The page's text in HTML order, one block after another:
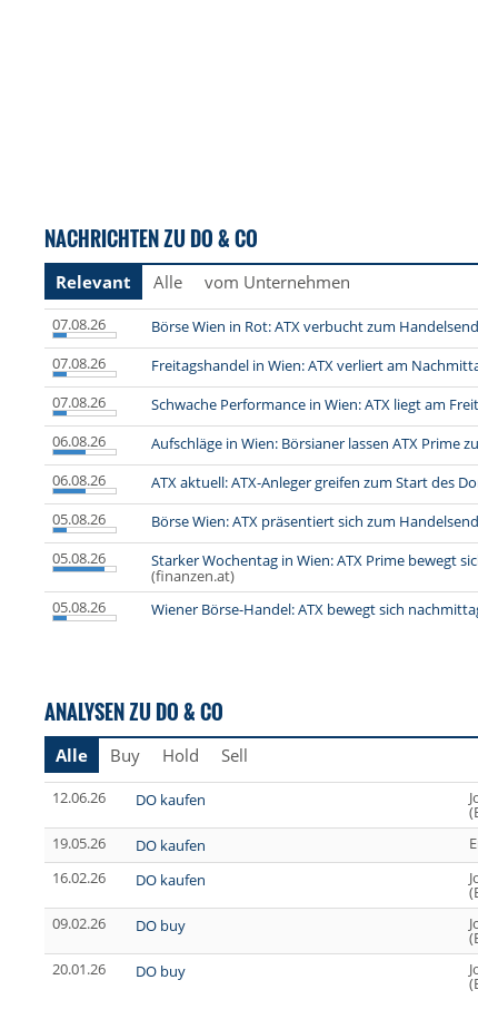
NACHRICHTEN ZU DO & CO
Relevant Alle vom Unternehmen
07.08.26 Börse Wien in Rot: ATX verbucht zum
07.08.26
Freitagshandel in Wien: ATX verliert am
07.08.26
Schwache Performance in Wien: ATX liegt am
06.08.26
Aufschläge in Wien: Börsianer lassen ATX Prime
06.08.26
ATX aktuell: ATX-Anleger greifen zum Start des
05.08.26
Börse Wien: ATX präsentiert sich zum
05.08.26
Starker Wochentag in Wien: ATX Prime bewegt
(finanzen.at)
05.08.26
Wiener Börse-Handel: ATX bewegt sich
ANALYSEN ZU DO & CO
Alle Buy Hold Sell
12.06.26 DO kaufen
19.05.26
DO kaufen
16.02.26
DO kaufen
09.02.26
DO buy
20.01.26
DO buy